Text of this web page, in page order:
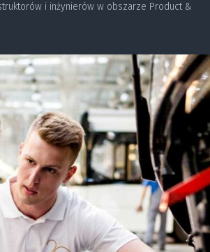
i inżynierów w obszarze Product &